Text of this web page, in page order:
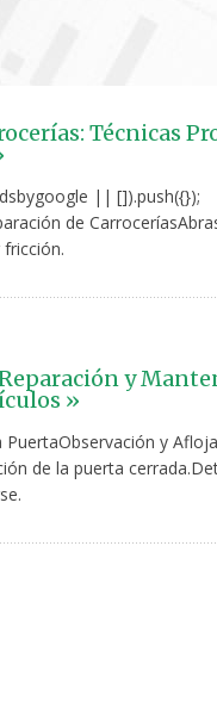
Técnicas
|| []).push({});
de
y
»
PuertaObservación y
de la puerta